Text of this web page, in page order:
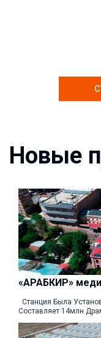
Новые
«АРАБКИР»
Станция Была
Составляет 14млн